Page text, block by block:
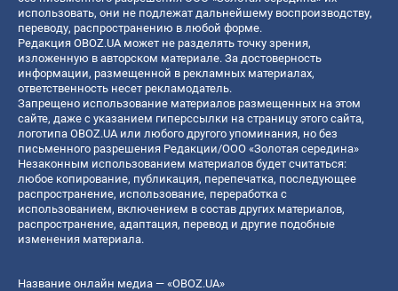
использовать, они не подлежат дальнейшему воспроизводству,
переводу, распространению в любой форме.
Редакция OBOZ.UA может не разделять точку зрения,
изложенную в авторском материале. За достоверность
информации, размещенной в рекламных материалах,
ответственность несет рекламодатель.
Запрещено использование материалов размещенных на этом
сайте, даже с указанием гиперссылки на страницу этого сайта,
логотипа OBOZ.UA или любого другого упоминания, но без
письменного разрешения Редакции/ООО «Золотая середина»
Незаконным использованием материалов будет считаться:
любое копирование, публикация, перепечатка, последующее
распространение, использование, переработка с
использованием, включением в состав других материалов,
распространение, адаптация, перевод и другие подобные
изменения материала.
Название онлайн медиа — «OBOZ.UA»